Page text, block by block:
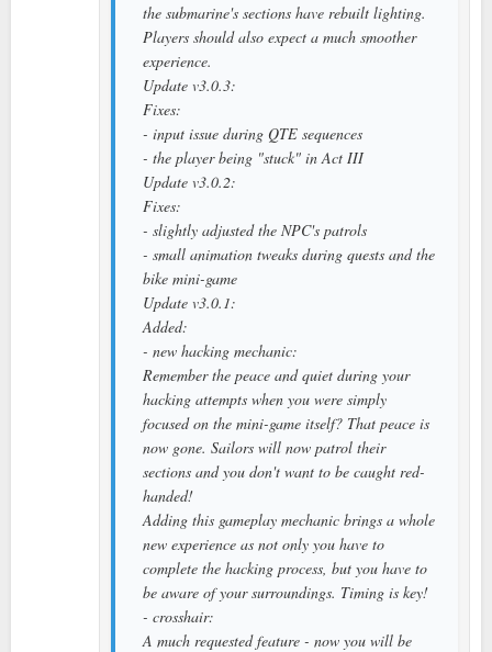
the submarine's sections have rebuilt lighting.
Players should also expect a much smoother
experience.
Update v3.0.3:
Fixes:
- input issue during QTE sequences
- the player being "stuck" in Act III
Update v3.0.2:
Fixes:
- slightly adjusted the NPC's patrols
- small animation tweaks during quests and the
bike mini-game
Update v3.0.1:
Added:
- new hacking mechanic:
Remember the peace and quiet during your
hacking attempts when you were simply
focused on the mini-game itself? That peace is
now gone. Sailors will now patrol their
sections and you don't want to be caught red-
handed!
Adding this gameplay mechanic brings a whole
new experience as not only you have to
complete the hacking process, but you have to
be aware of your surroundings. Timing is key!
- crosshair:
A much requested feature - now you will be